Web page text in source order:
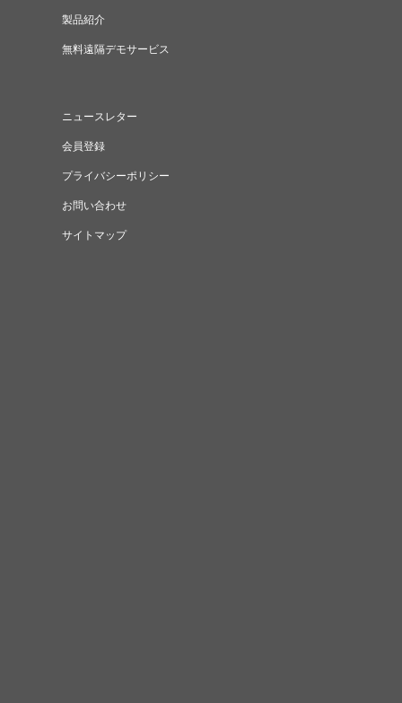
製品紹介
無料遠隔デモサービス
ニュースレター
会員登録
プライバシーポリシー
お問い合わせ
サイトマップ